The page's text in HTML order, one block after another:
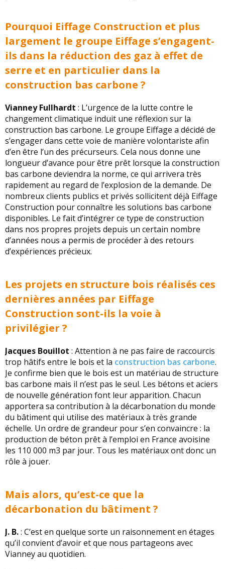
Pourquoi Eiffage Construction et plus
largement le groupe Eiffage s’engagent-
ils dans la réduction des gaz à effet de
serre et en particulier dans la
construction bas carbone ?
Vianney Fullhardt : L’urgence de la lutte contre le
changement climatique induit une réflexion sur la
construction bas carbone. Le groupe Eiffage a décidé de
s’engager dans cette voie de manière volontariste afin
d’en être l’un des précurseurs. Cela nous donne une
longueur d’avance pour être prêt lorsque la construction
bas carbone deviendra la norme, ce qui arrivera très
rapidement au regard de l’explosion de la demande. De
nombreux clients publics et privés sollicitent déjà Eiffage
Construction pour connaître les solutions bas carbone
disponibles. Le fait d’intégrer ce type de construction
dans nos propres projets depuis un certain nombre
d’années nous a permis de procéder à des retours
d’expériences précieux.
Les projets en structure bois réalisés ces
dernières années par Eiffage
Construction sont-ils la voie à
privilégier ?
Jacques Bouillot : Attention à ne pas faire de raccourcis
trop hâtifs entre le bois et la construction bas carbone.
Je confirme bien que le bois est un matériau de structure
bas carbone mais il n’est pas le seul. Les bétons et aciers
de nouvelle génération font leur apparition. Chacun
apportera sa contribution à la décarbonation du monde
du bâtiment qui utilise des matériaux à très grande
échelle. Un ordre de grandeur pour s’en convaincre : la
production de béton prêt à l’emploi en France avoisine
les 110 000 m3 par jour. Tous les matériaux ont donc un
rôle à jouer.
Mais alors, qu’est-ce que la
décarbonation du bâtiment ?
J. B.: C’est en quelque sorte un raisonnement en étages
qu’il convient d’avoir et que nous partageons avec
Vianney au quotidien.